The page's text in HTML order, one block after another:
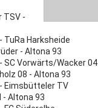
TSV -
TuRa Harksheide
- Altona 93
SC Vorwärts/Wacker 04
08 - Altona 93
Eimsbütteler TV
- Altona 93